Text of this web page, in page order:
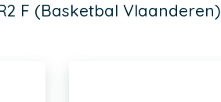
F (Basketbal Vlaanderen)